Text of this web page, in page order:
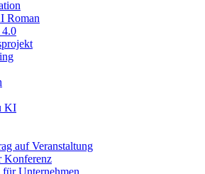
Roman
4.0
KI
auf Veranstaltung
Konferenz
Unternehmen